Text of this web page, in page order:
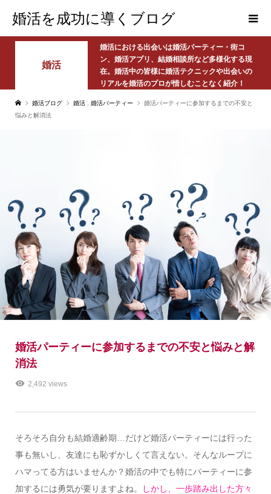
婚活を成功に導くブログ
婚活
婚活における出会いは婚活パーティー・街コ
ン、婚活アプリ、結婚相談所など多様化する現
在。婚活中の皆様に婚活テクニックや出会いの
リアルを婚活のプロが惜しむことなく紹介！
婚活ブログ 婚活 婚活パーティー
婚活パーティーに参加するまでの不安と
悩みと解消法
婚活パーティーに参加するまでの不安と悩みと解
消法
2,492 views
そろそろ自分も結婚適齢期…だけど婚活パーティーには行った
事も無いし、友達にも恥ずかしくて言えない。そんなループに
ハマってる方はいませんか？婚活の中でも特にパーティーに参
加するには勇気が要りますよね。
しかし、一歩踏み出した方々